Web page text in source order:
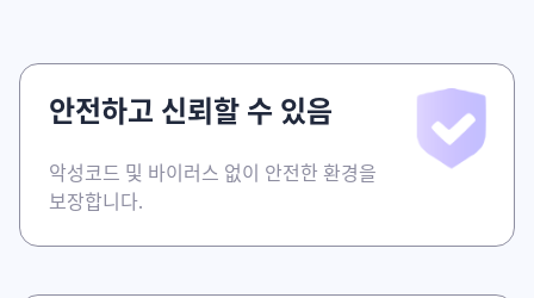
안전하고 신뢰할 수 있음
악성코드 및 바이러스 없이 안전한 환경을
보장합니다.